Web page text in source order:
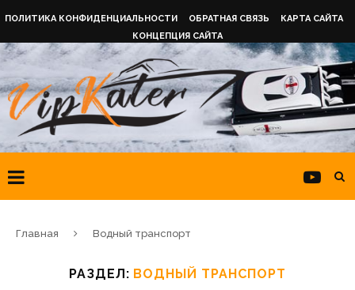
ПОЛИТИКА КОНФИДЕНЦИАЛЬНОСТИ ОБРАТНАЯ СВЯЗЬ
КАРТА САЙТА
КОНЦЕПЦИЯ САЙТА
Главная Водный транспорт
РАЗДЕЛ: ВОДНЫЙ ТРАНСПОРТ